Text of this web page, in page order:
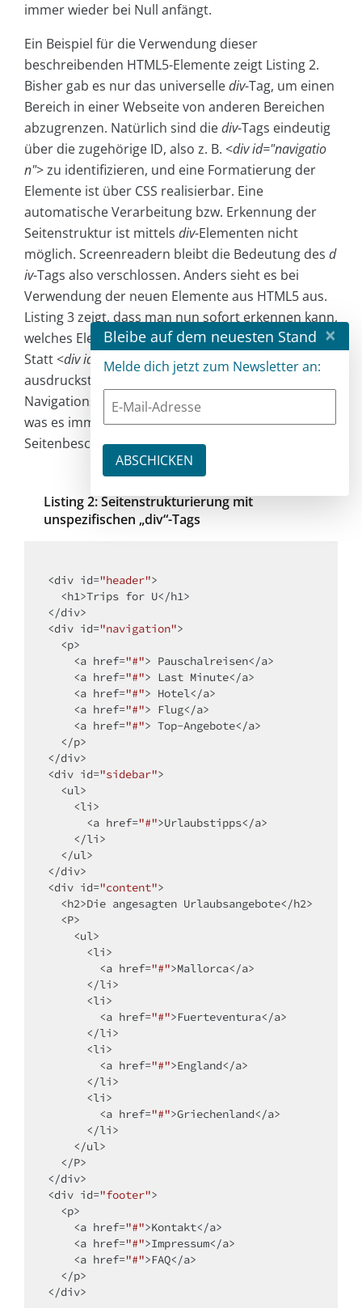
immer wieder bei Null anfängt.
Ein Beispiel für die Verwendung dieser
beschreibenden HTML5-Elemente zeigt Listing 2.
Bisher gab es nur das universellediv-Tag, um einen
Bereich in einer Webseite von anderen Bereichen
abzugrenzen. Natürlich sind diediv-Tags eindeutig
über die zugehörige ID, also z. B. <div id="navigatio
n"> zu identifizieren, und eine Formatierung der
Elemente ist über CSS realisierbar. Eine
automatische Verarbeitung bzw. Erkennung der
Seitenstruktur ist mittels div-Elementen nicht
möglich. Screenreadern bleibt die Bedeutung des d
iv-Tags also verschlossen. Anders sieht es bei
Verwendung der neuen Elemente aus HTML5 aus.
Listing 3 zeigt, dass man nun sofort erkennen kann,
welches Element welche inhaltliche Bedeutung hat.
Statt <div id="navigation" > finden wir das
ausdruckstärkere
zur Auszeichnung des
Navigationsbereichs. HTML wird also nun das, als
was es immer gedacht war: eine
Seitenbeschreibungssprache!
Listing 2: Seitenstrukturierung mit
unspezifischen „div“-Tags
<div id="header">
<h1>Trips for U</h1>
</div>
<div id="navigation">
<p>
<a href="#"> Pauschalreisen</a>
<a href="#"> Last Minute</a>
<a href="#"> Hotel</a>
<a href="#"> Flug</a>
<a href="#"> Top-Angebote</a>
</p>
</div>
<div id="sidebar">
<ul>
<li>
<a href="#">Urlaubstipps</a>
</li>
</ul>
</div>
<div id="content">
<h2>Die angesagten Urlaubsangebote</h2>
<P>
<ul>
<li>
<a href="#">Mallorca</a>
</li>
<li>
<a href="#">Fuerteventura</a>
</li>
<li>
<a href="#">England</a>
</li>
<li>
<a href="#">Griechenland</a>
</li>
</ul>
</P>
</div>
<div id="footer">
<p>
<a href="#">Kontakt</a>
<a href="#">Impressum</a>
<a href="#">FAQ</a>
</p>
</div>
Bleibe auf dem neuesten Stand ×
Melde dich jetzt zum Newsletter an: